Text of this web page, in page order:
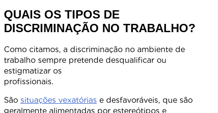
QUAIS OS TIPOS DE
DISCRIMINAÇÃO NO TRABALHO?
Como citamos, a discriminação no ambiente de
trabalho sempre pretende desqualificar ou
estigmatizar os
São situações vexatórias e desfavoráveis, que são
geralmente alimentadas por estereótipos e